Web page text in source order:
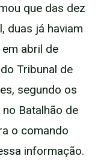
que das dez
duas já haviam
abril de
Tribunal de
segundo os
Batalhão de
o comando
informação.